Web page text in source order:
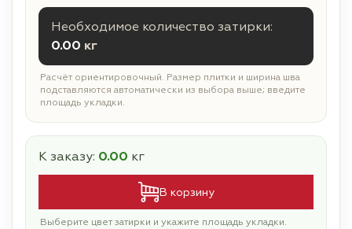
Необходимое количество затирки:
0.00 кг
Расчёт ориентировочный. Размер плитки и ширина шва
подставляются автоматически из выбора выше; введите
площадь укладки.
К заказу: 0.00 кг
В корзину
Выберите цвет затирки и укажите площадь укладки.